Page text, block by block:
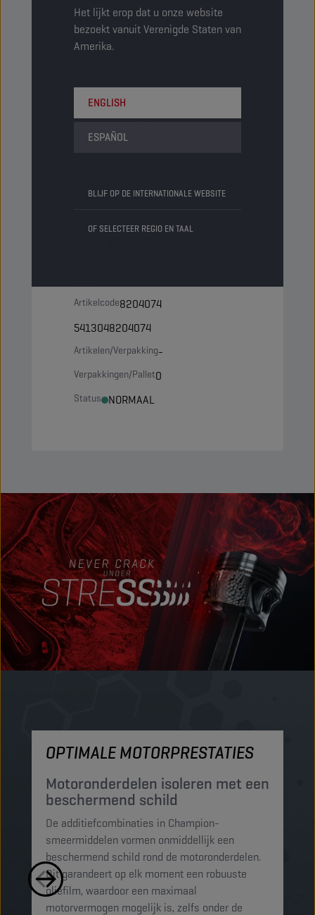
Het lijkt erop dat u onze website
bezoekt vanuit Verenigde Staten van
Amerika.
ENGLISH
ESPAÑOL
BLIJF OP DE INTERNATIONALE WEBSITE
OF SELECTEER REGIO EN TAAL
1000 LT
Artikelcode8203978
Status NORMAAL
Artikelcode8204074
5413048204074
Artikelen/Verpakking-
Verpakkingen/Pallet0
Status NORMAAL
OPTIMALE MOTORPRESTATIES
Motoronderdelen isoleren met een
beschermend schild
De additiefcombinaties in Champion-
smeermiddelen vormen onmiddellijk een
beschermend schild rond de motoronderdelen.
Dit garandeert op elk moment een robuuste
oliefilm, waardoor een maximaal
motorvermogen mogelijk is, zelfs onder de